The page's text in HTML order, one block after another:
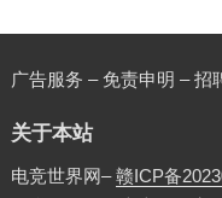
广告服务 – 免责申明 – 招
关于本站
电竞世界网–赣ICP备